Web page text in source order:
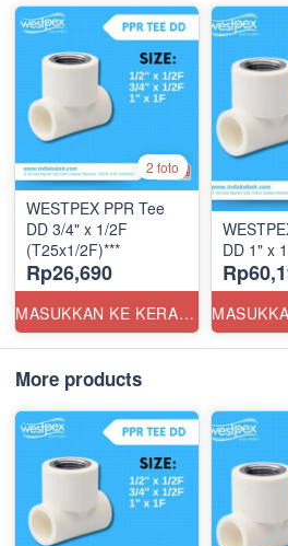
2 foto
WESTPEX PPR Tee
DD 3/4" x 1/2F
(T25x1/2F)***
Rp26,690
MASUKKAN KE KERANJANG
DD 1" x
More products